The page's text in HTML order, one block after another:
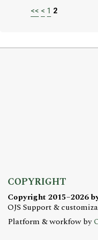
<< < 1 2
COPYRIGHT
Copyright 2015–2026
OJS Support &
Platform & workfow by